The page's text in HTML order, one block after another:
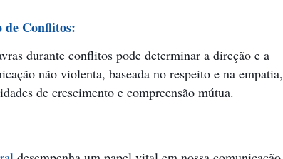
de Conflitos:
durante conflitos pode determinar a direção e a
não violenta, baseada no respeito e na empatia,
de crescimento e compreensão mútua.